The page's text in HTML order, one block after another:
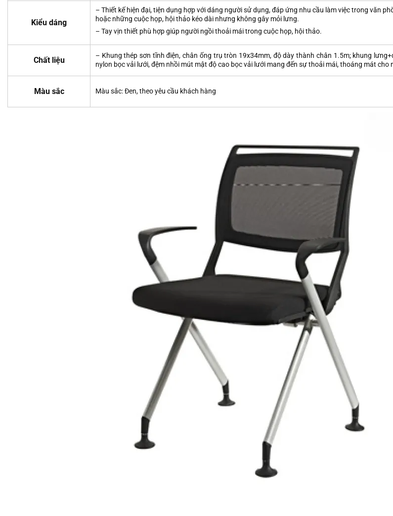
Kiểu dáng
– Thiết kế hiện đại, tiện dụng hợp với dáng người sử dụng, đáp ứng nhu cầu làm việc trong văn
hoặc những cuộc họp, hội thảo kéo dài nhưng không gây mỏi lưng.
– Tay vịn thiết phù hợp giúp người ngồi thoải mái trong cuộc họp, hội thảo.
Chất liệu
– Khung thép sơn tĩnh điện, chân ống trụ tròn 19x34mm, độ dày thành chân 1.5m; khung
nylon bọc vải lưới, đệm nhồi mút mật độ cao bọc vải lưới mang đến sự thoải mái, thoáng mát cho
Màu sắc Màu sắc: Đen, theo yêu cầu khách hàng